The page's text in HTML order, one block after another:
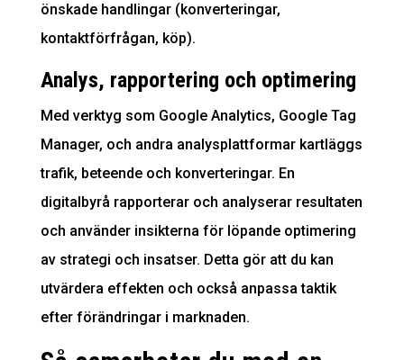
önskade handlingar (konverteringar,
kontaktförfrågan, köp).
Analys, rapportering och optimering
Med verktyg som Google Analytics, Google Tag
Manager, och andra analysplattformar kartläggs
trafik, beteende och konverteringar. En
digitalbyrå rapporterar och analyserar resultaten
och använder insikterna för löpande optimering
av strategi och insatser. Detta gör att du kan
utvärdera effekten och också anpassa taktik
efter förändringar i marknaden.